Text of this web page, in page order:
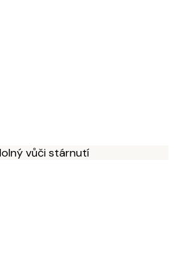
vůči stárnutí